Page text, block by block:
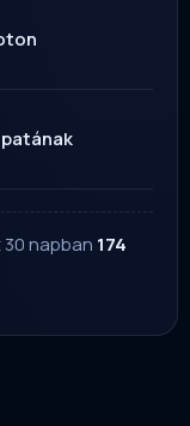
napban 174